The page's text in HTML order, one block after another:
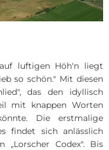
Bauantrag -
Windenergie
Satzungen
Schiedsamt
Sag's uns
Statusabfrage
Hitzeportal
luftigen Höh'n liegt
so schön." Mit diesen
das den idyllisch
mit knappen Worten
Die erstmalige
findet sich anlässlich
Codex". Bis